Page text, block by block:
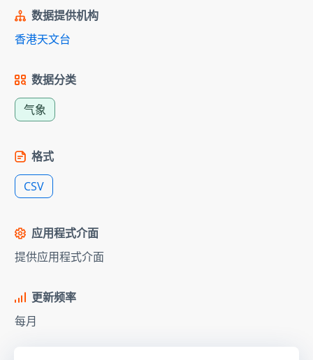
数据提供机构
香港天文台
数据分类
气象
格式
CSV
应用程式介面
提供应用程式介面
更新频率
每月